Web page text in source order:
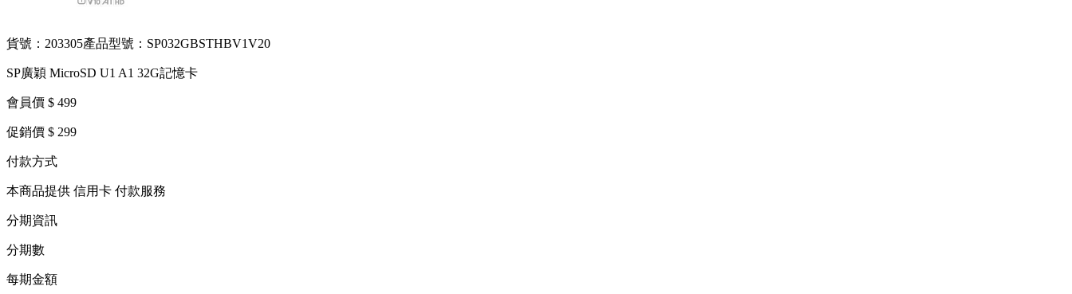
貨號：203305產品型號：SP032GBSTHBV1V20
SP廣穎 MicroSD U1 A1 32G記憶卡
會員價 $ 499
促銷價 $ 299
付款方式
本商品提供 信用卡 付款服務
分期資訊
分期數
每期金額